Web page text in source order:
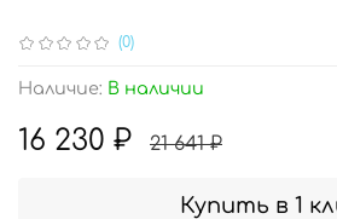
(0)
Наличие: В наличии
16 230 ₽ 21 641 ₽
Купить в 1